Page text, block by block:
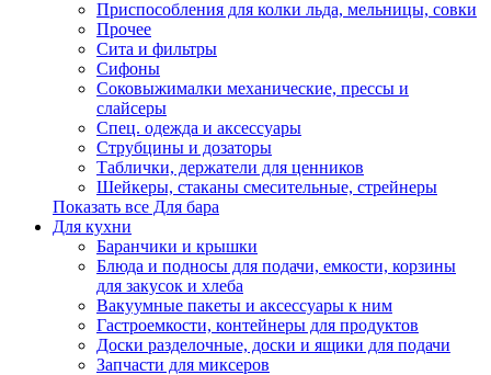
Приспособления для колки льда, мельницы, совки
Прочее
Сита и фильтры
Сифоны
Соковыжималки механические, прессы и
слайсеры
Спец. одежда и аксессуары
Струбцины и дозаторы
Таблички, держатели для ценников
Шейкеры, стаканы смесительные, стрейнеры
Показать все Для бара
Для кухни
Баранчики и крышки
Блюда и подносы для подачи, емкости, корзины
для закусок и хлеба
Вакуумные пакеты и аксессуары к ним
Гастроемкости, контейнеры для продуктов
Доски разделочные, доски и ящики для подачи
Запчасти для миксеров